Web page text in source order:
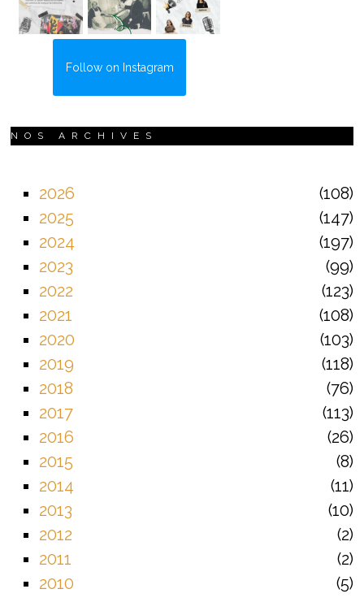
Follow on Instagram
NOS ARCHIVES
2026
108
2025
147
2024
197
2023
99
2022
123
2021
108
2020
103
2019
118
2018
76
2017
113
2016
26
2015
8
2014
11
2013
10
2012
2
2011
2
2010
5